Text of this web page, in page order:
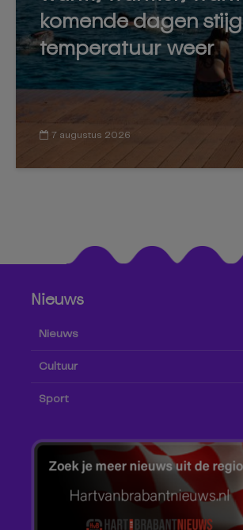
komende dagen
temperatuur weer
7 augustus 2026
Nieuws
Nieuws
Cultuur
Sport